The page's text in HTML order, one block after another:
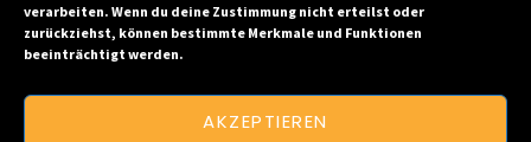
verarbeiten. Wenn du deine Zustimmung nicht erteilst oder
zurückziehst, können bestimmte Merkmale und Funktionen
beeinträchtigt werden.
AKZEPTIEREN